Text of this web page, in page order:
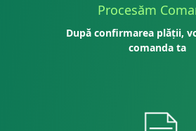
Procesăm
După confirmarea plății,
comanda ta